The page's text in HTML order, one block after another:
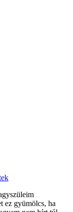
ez gyümölcs, ha